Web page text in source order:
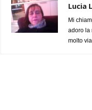
Lucia
Mi
adoro la
molto